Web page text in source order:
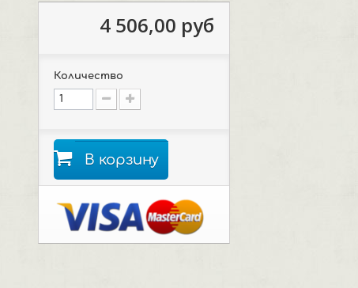
4 506,00 руб
Количество
В корзину